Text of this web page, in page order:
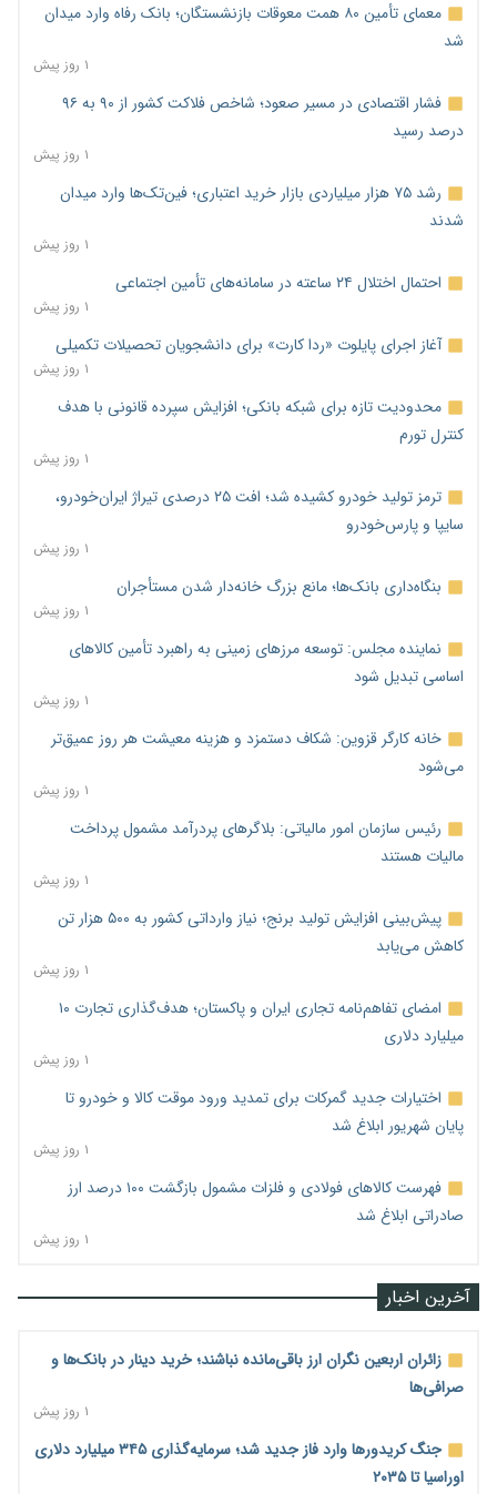
معمای تأمین ۸۰ همت معوقات بازنشستگان؛ بانک رفاه وارد میدان
شد
۱ روز پیش
فشار اقتصادی در مسیر صعود؛ شاخص فلاکت کشور از ۹۰ به ۹۶
درصد رسید
۱ روز پیش
رشد ۷۵ هزار میلیاردی بازار خرید اعتباری؛ فین‌تک‌ها وارد میدان
شدند
۱ روز پیش
احتمال اختلال ۲۴ ساعته در سامانه‌های تأمین اجتماعی
۱ روز پیش
آغاز اجرای پایلوت «ردا کارت» برای دانشجویان تحصیلات تکمیلی
۱ روز پیش
محدودیت تازه برای شبکه بانکی؛ افزایش سپرده قانونی با هدف
کنترل تورم
۱ روز پیش
ترمز تولید خودرو کشیده شد؛ افت ۲۵ درصدی تیراژ ایران‌خودرو،
سایپا و پارس‌خودرو
۱ روز پیش
بنگاه‌داری بانک‌ها؛ مانع بزرگ خانه‌دار شدن مستأجران
۱ روز پیش
نماینده مجلس: توسعه مرزهای زمینی به راهبرد تأمین کالاهای
اساسی تبدیل شود
۱ روز پیش
خانه کارگر قزوین: شکاف دستمزد و هزینه معیشت هر روز عمیق‌تر
می‌شود
۱ روز پیش
رئیس سازمان امور مالیاتی: بلاگرهای پردرآمد مشمول پرداخت
مالیات هستند
۱ روز پیش
پیش‌بینی افزایش تولید برنج؛ نیاز وارداتی کشور به ۵۰۰ هزار تن
کاهش می‌یابد
۱ روز پیش
امضای تفاهم‌نامه تجاری ایران و پاکستان؛ هدف‌گذاری تجارت ۱۰
میلیارد دلاری
۱ روز پیش
اختیارات جدید گمرکات برای تمدید ورود موقت کالا و خودرو تا
پایان شهریور ابلاغ شد
۱ روز پیش
فهرست کالاهای فولادی و فلزات مشمول بازگشت ۱۰۰ درصد ارز
صادراتی ابلاغ شد
۱ روز پیش
آخرین اخبار
زائران اربعین نگران ارز باقی‌مانده نباشند؛ خرید دینار در بانک‌ها و
صرافی‌ها
۱ روز پیش
جنگ کریدورها وارد فاز جدید شد؛ سرمایه‌گذاری ۳۴۵ میلیارد دلاری
اوراسیا تا ۲۰۳۵